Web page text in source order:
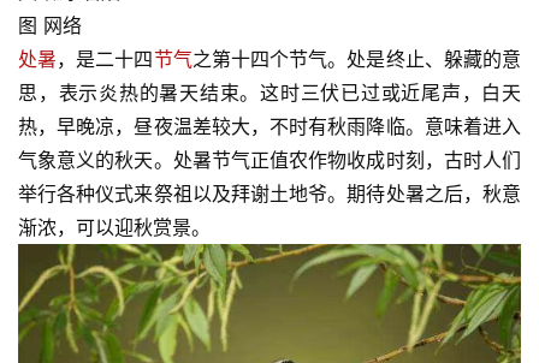
图 网络
处暑，是二十四节气之第十四个节气。处是终止、躲藏的意
思，表示炎热的暑天结束。这时三伏已过或近尾声，白天
热，早晚凉，昼夜温差较大，不时有秋雨降临。意味着进入
气象意义的秋天。处暑节气正值农作物收成时刻，古时人们
举行各种仪式来祭祖以及拜谢土地爷。期待处暑之后，秋意
渐浓，可以迎秋赏景。